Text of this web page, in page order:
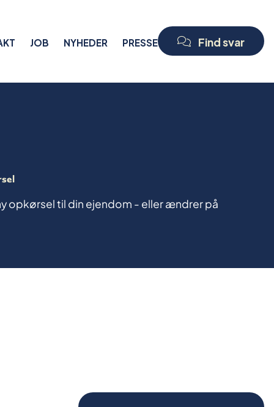
JOB NYHEDER PRESSE Find svar
opkørsel til din ejendom - eller ændrer på